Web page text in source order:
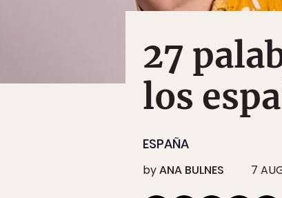
27
los
ESPAÑA
byANA BULNES 7